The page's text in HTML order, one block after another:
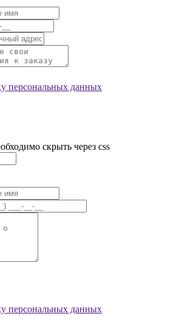
персональных данных
скрыть через css
персональных данных